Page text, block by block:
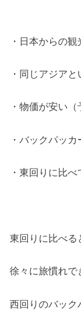
・日本からの
・同じアジア
・物価が安い
・バックパッ
・東回りに比
東回りに比べる
徐々に旅慣れで
西回りのバック